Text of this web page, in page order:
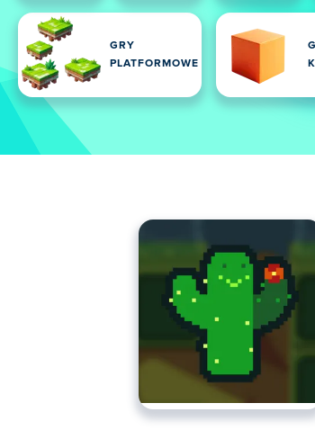
GRY
PLATFORMOWE
Tutaj możesz grać w